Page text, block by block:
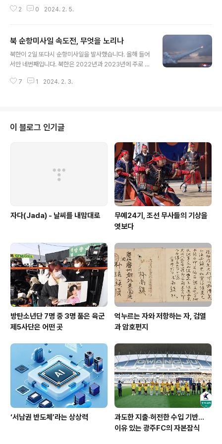
상이 화제가 됐다. 매우 높은 받음각(항공기의 날개가 받는
다. 추락할 수도 있는 위험한 시험비행을 직접 수행했던 한
국항공우주산업(KAI) 수석 시험비행 조종사 진태범은 “수
직으로 상승할 땐 조종에 집중하느라 별다른 느낌이 없었
다. 진태범은 1993년 공군 소위로 임관해 KF-16 조종사
2 0 2024. 2. 5.
북 순항미사일 속도전, 무엇을 노리나
북한이 2일 또다시 순항미사일을 발사했습니다. 올해 들어
서만 네번째입니다. 북한은 2022년과 2023년에 주로 탄
항미사일 발사에 주력하고 있습니다. 북한이 순항미사일,
을 발사했습니다. 조선중앙통신은 지난해 9월 3일 보도를
통해 전날 “전술핵 공격 가상 발사 훈련을 진행했다”고 발
표한 바 있습니다. 올해 들어서는 1월 24일 평양 인근에서
서해상으로 신형 전략순항미사일 ‘불화살-3-31’ 여러 발
을 첫 시험발사한 게 처음입니다. 이어 1월 28일에는 함경
남도 신포시 인근 해상에서..
7 1 2024. 2. 3.
이 블로그 인기글
자다(Jada) - 날씨를 내맘대로
무예24기, 조선 무사들의 기상을
엿보다
방탄소년단 7명 중 3명 품은 육군
제5사단은 어떤 곳
억누르는 자와 저항하는 자, 검열
과 암호편지
‘서남권 반도체’라는 상상력
과도한 지출·허전한 수입 기반…
이유 있는 광주FC의 자본잠식